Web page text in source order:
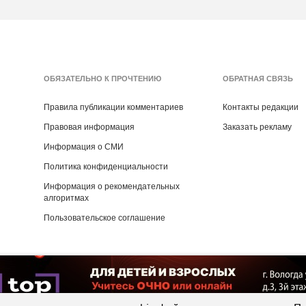
ОБЯЗАТЕЛЬНО К ПРОЧТЕНИЮ
Правила публикации комментариев
Правовая информация
Информация о СМИ
Политика конфиденциальности
Информация о рекомендательных
алгоритмах
Пользовательское соглашение
ОБРАТНАЯ СВЯЗЬ
Контакты редакции
Заказать рекламу
Copyright ©2016- 2026Рекламная группа «Медиа консалт»